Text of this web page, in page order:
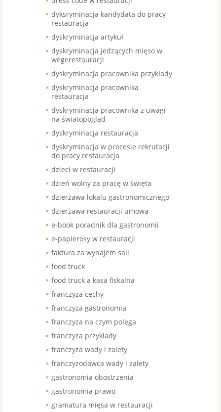
dyksryminacja kandydata do pracy
restauracja
dyskryminacja artykuł
dyskryminacja jedzących mięso w
wegerestauracji
dyskryminacja pracownika przykłady
dyskryminacja pracownika
restauracja
dyskryminacja pracownika z uwagi
na światopogląd
dyskryminacja restauracja
dyskryminacja w procesie rekrutacji
do pracy restauracja
dzieci w restauracji
dzień wolny za pracę w święta
dzierżawa lokalu gastronomicznego
dzierżawa restauracji umowa
e-book poradnik dla gastronomii
e-papierosy w restauracji
faktura za wynajem sali
food truck
food truck a kasa fiskalna
franczyza cechy
franczyza gastronomia
franczyza na czym polega
franczyza przykłady
franczyza wady i zalety
franczyzodawca wady i zalety
gastronomia obostrzenia
gastronomia prawo
gramatura mięsa w restauracji